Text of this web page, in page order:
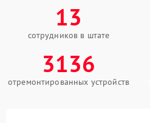
13
сотрудников в штате
3136
отремонтированных устройств